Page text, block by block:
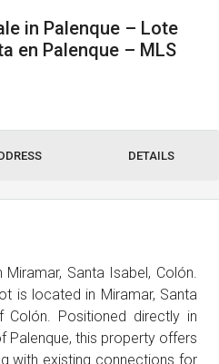
in Palenque – Lote
en Palenque – MLS
DETAILS
Santa Isabel, Colón.
is located in Miramar, Santa
Positioned directly in
Palenque, this property offers
with existing connections for